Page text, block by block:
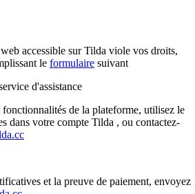
accessible sur Tilda viole vos droits,
le formulaire suivant
d'assistance
de la plateforme, utilisez le
dans votre compte Tilda , ou contactez-
et la preuve de paiement, envoyez